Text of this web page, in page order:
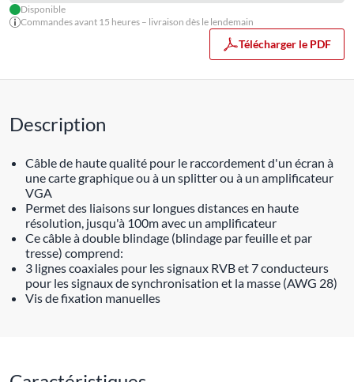
Disponible
Commandes avant 15 heures – livraison dès le lendemain
Télécharger le PDF
Description
Câble de haute qualité pour le raccordement d'un écran à
une carte graphique ou à un splitter ou à un amplificateur
VGA
Permet des liaisons sur longues distances en haute
résolution, jusqu'à 100m avec un amplificateur
Ce câble à double blindage (blindage par feuille et par
tresse) comprend:
3 lignes coaxiales pour les signaux RVB et 7 conducteurs
pour les signaux de synchronisation et la masse (AWG 28)
Vis de fixation manuelles